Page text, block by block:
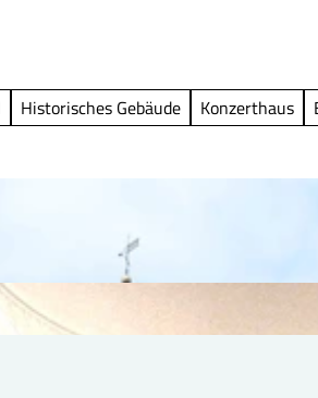
Historisches Gebäude Konzerthaus